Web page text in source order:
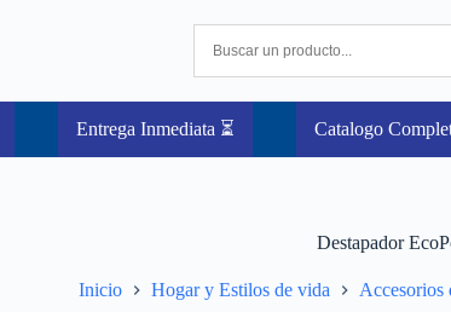
Entrega Inmediata ⏳ Catalogo
Destapador
Inicio Hogar y Estilos de vida Accesorios